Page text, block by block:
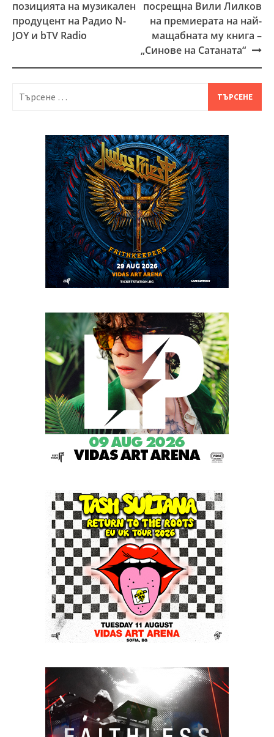
Post
navigation
позицията на музикален
продуцент на Радио N-
JOY и bTV Radio
посрещна Вили Лилков
на премиерата на най-
мащабната му книга –
„Синове на Сатаната“
Търсене